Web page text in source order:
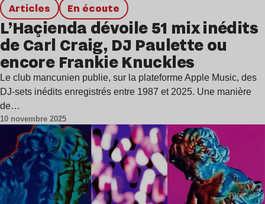
Articles en écoute
L’Haçienda dévoile 51 mix inédits
de Carl Craig, DJ Paulette ou
encore Frankie Knuckles
Le club mancunien publie, sur la plateforme Apple Music, des
DJ-sets inédits enregistrés entre 1987 et 2025. Une manière
de…
10 novembre 2025